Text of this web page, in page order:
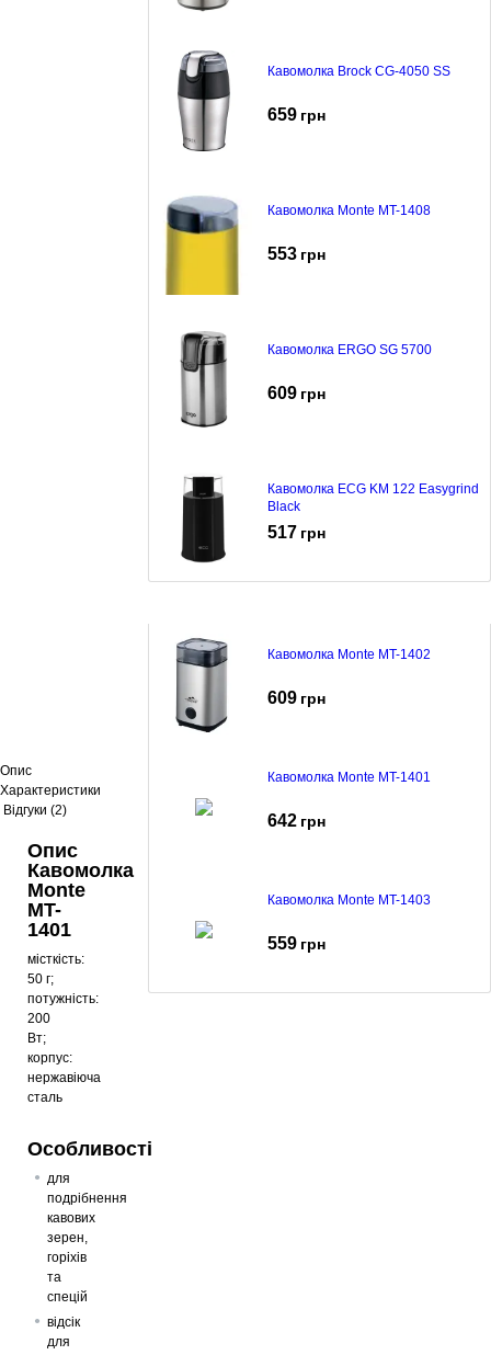
Кавомолка Brock CG-4050 SS
659 грн
Кавомолка Monte MT-1408
553 грн
Кавомолка ERGO SG 5700
609 грн
Кавомолка ECG KM 122 Easygrind
Black
517 грн
Кавомолка Monte MT-1402
609 грн
Кавомолка Monte MT-1401
642 грн
Кавомолка Monte MT-1403
559 грн
Опис
Характеристики
Відгуки (2)
Опис
Кавомолка
Monte
MT-
1401
місткість:
50 г;
потужність:
200
Вт;
корпус:
нержавіюча
сталь
Особливості
для
подрібнення
кавових
зерен,
горіхів
та
спецій
відсік
для